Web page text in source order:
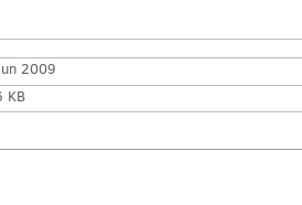
2009
KB